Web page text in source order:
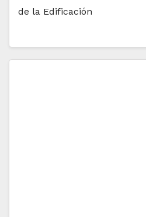
de la Edificación